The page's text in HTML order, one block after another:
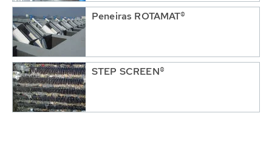
Peneiras ROTAMAT®
STEP SCREEN®